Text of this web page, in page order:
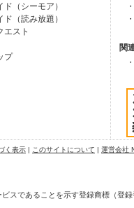
ド（シーモア）
ド（読み放題）
エスト
プ
関
く表示 | このサイトについて | 運営会社
スであることを示す登録商標（登